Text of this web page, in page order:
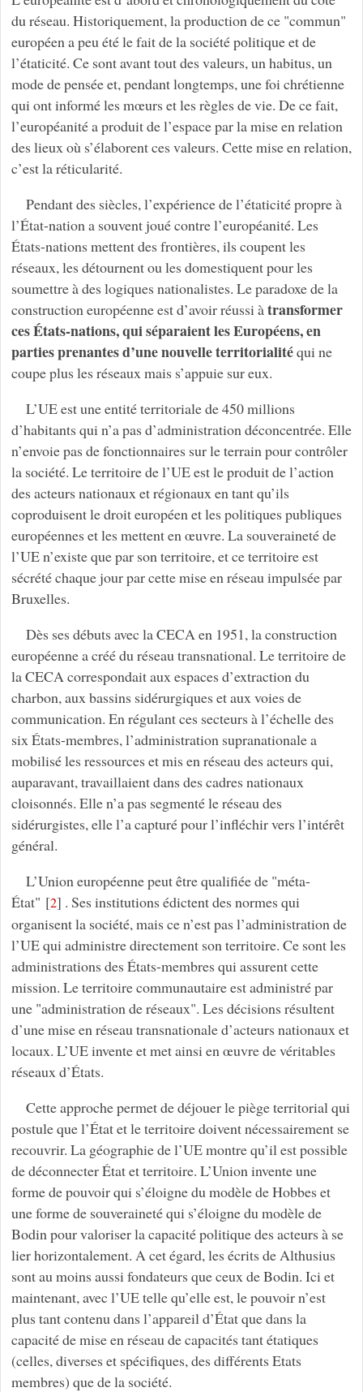
du réseau. Historiquement, la production de ce "commun"
européen a peu été le fait de la société politique et de
l’étaticité. Ce sont avant tout des valeurs, un habitus, un
mode de pensée et, pendant longtemps, une foi chrétienne
qui ont informé les mœurs et les règles de vie. De ce fait,
l’européanité a produit de l’espace par la mise en relation
des lieux où s’élaborent ces valeurs. Cette mise en relation,
c’est la réticularité.
Pendant des siècles, l’expérience de l’étaticité propre à
l’État-nation a souvent joué contre l’européanité. Les
États-nations mettent des frontières, ils coupent les
réseaux, les détournent ou les domestiquent pour les
soumettre à des logiques nationalistes. Le paradoxe de la
construction européenne est d’avoir réussi àtransformer
ces États-nations, qui séparaient les Européens, en
parties prenantes d’une nouvelle territorialitéqui ne
coupe plus les réseaux mais s’appuie sur eux.
L’UE est une entité territoriale de 450 millions
d’habitants qui n’a pas d’administration déconcentrée. Elle
n’envoie pas de fonctionnaires sur le terrain pour contrôler
la société. Le territoire de l’UE est le produit de l’action
des acteurs nationaux et régionaux en tant qu’ils
coproduisent le droit européen et les politiques publiques
européennes et les mettent en œuvre. La souveraineté de
l’UE n’existe que par son territoire, et ce territoire est
sécrété chaque jour par cette mise en réseau impulsée par
Bruxelles.
Dès ses débuts avec la CECA en 1951, la construction
européenne a créé du réseau transnational. Le territoire de
la CECA correspondait aux espaces d’extraction du
charbon, aux bassins sidérurgiques et aux voies de
communication. En régulant ces secteurs à l’échelle des
six États-membres, l’administration supranationale a
mobilisé les ressources et mis en réseau des acteurs qui,
auparavant, travaillaient dans des cadres nationaux
cloisonnés. Elle n’a pas segmenté le réseau des
sidérurgistes, elle l’a capturé pour l’infléchir vers l’intérêt
général.
L’Union européenne peut être qualifiée de "méta-
État" [2] . Ses institutions édictent des normes qui
organisent la société, mais ce n’est pas l’administration de
l’UE qui administre directement son territoire. Ce sont les
administrations des États-membres qui assurent cette
mission. Le territoire communautaire est administré par
une "administration de réseaux". Les décisions résultent
d’une mise en réseau transnationale d’acteurs nationaux et
locaux. L’UE invente et met ainsi en œuvre de véritables
réseaux d’États.
Cette approche permet de déjouer le piège territorial qui
postule que l’État et le territoire doivent nécessairement se
recouvrir. La géographie de l’UE montre qu’il est possible
de déconnecter État et territoire. L’Union invente une
forme de pouvoir qui s’éloigne du modèle de Hobbes et
une forme de souveraineté qui s’éloigne du modèle de
Bodin pour valoriser la capacité politique des acteurs à se
lier horizontalement. A cet égard, les écrits de Althusius
sont au moins aussi fondateurs que ceux de Bodin. Ici et
maintenant, avec l’UE telle qu’elle est, le pouvoir n’est
plus tant contenu dans l’appareil d’État que dans la
capacité de mise en réseau de capacités tant étatiques
(celles, diverses et spécifiques, des différents Etats
membres) que de la société.